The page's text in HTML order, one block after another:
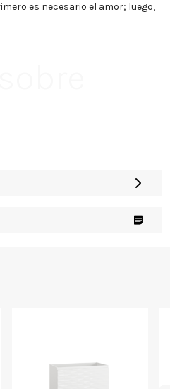
es necesario el amor; luego,